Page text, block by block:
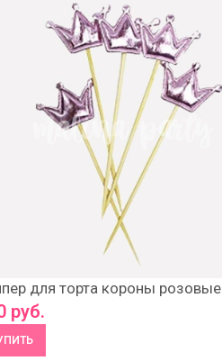
для торта короны розовые
руб.